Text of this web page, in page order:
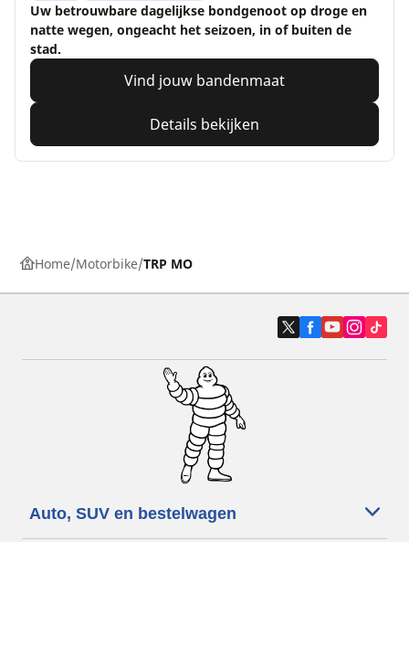
Uw betrouwbare dagelijkse bondgenoot op droge en
natte wegen, ongeacht het seizoen, in of buiten de
stad.
Vind jouw bandenmaat
Details bekijken
Home Motorbike TRP MO
Auto, SUV en bestelwagen